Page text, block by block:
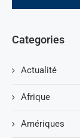
Categories
Actualité
Afrique
Amériques